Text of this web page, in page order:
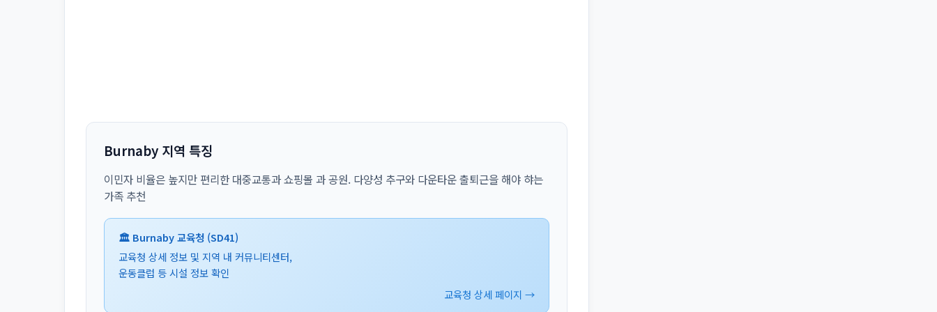
Burnaby 지역 특징
이민자 비율은 높지만 편리한 대중교통과 쇼핑몰 과 공원. 다양성 추구와 다운타운 출퇴근을 해야 햐는
가족 추천
🏛️ Burnaby 교육청 (SD41)
교육청 상세 정보 및 지역 내 커뮤니티센터,
운동클럽 등 시설 정보 확인
교육청 상세 페이지 →